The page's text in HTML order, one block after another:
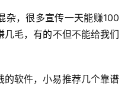
杂，很多宣传一天能赚100
毛，有的不但不能给我们
的软件，小易推荐几个靠谱